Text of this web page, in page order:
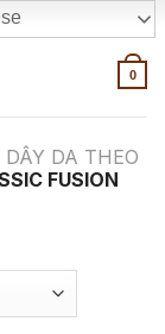
0
DÂY DA THEO
FUSION